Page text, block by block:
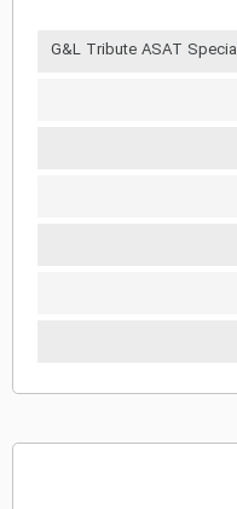
G&L Tribute ASAT